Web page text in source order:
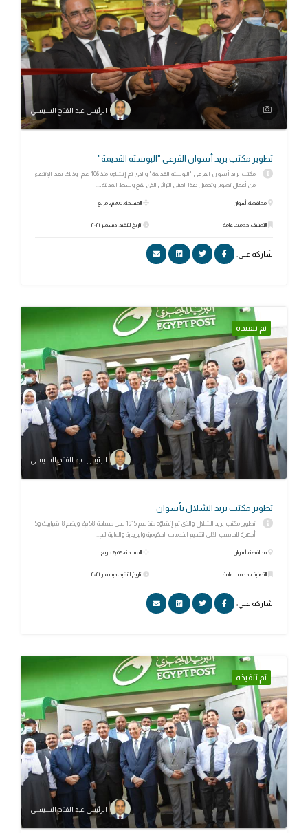
الرئيس عبد الفتاح السيسي
تطوير مكتب بريد أسوان الفرعى "البوسته القديمة"
مكتب بريد أسوان الفرعى "البوسته القديمة" والذى تم إنشاءه منذ 106 عام، وذلك بعد الإنتهاء
من أعمال تطوير وتجميل هذا المبنى التراثى الذى يقع وسط المدينة،...
محافظة: أسوان
التصنيف: خدمات عامة
المساحة: 200م2 مربع
تاريخ التنفيذ: ديسمبر ٢٠٢١
شاركه علي:
تم تنفيذه
الرئيس عبد الفتاح السيسي
تطوير مكتب بريد الشلال بأسوان
تطوير مكتب بريد الشلال والذى تم إنشاؤه منذ عام 1915 على مساحة 58 م2 ويضم 8 شبابيك و5
أجهزة للحاسب الآلى لتقديم الخدمات الحكومية والبريدية والمالية لنح...
محافظة: أسوان
التصنيف: خدمات عامة
المساحة: 58م2 مربع
تاريخ التنفيذ: ديسمبر ٢٠٢١
شاركه علي:
تم تنفيذه
الرئيس عبد الفتاح السيسي